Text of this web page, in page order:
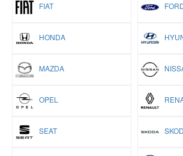
FIAT
HONDA
MAZDA
OPEL
SEAT